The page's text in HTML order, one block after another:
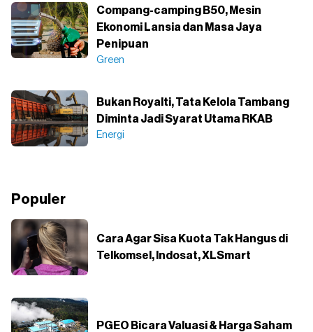
Compang-camping B50, Mesin
Ekonomi Lansia dan Masa Jaya
Penipuan
Green
Bukan Royalti, Tata Kelola Tambang
Diminta Jadi Syarat Utama RKAB
Energi
Populer
Cara Agar Sisa Kuota Tak Hangus di
Telkomsel, Indosat, XLSmart
PGEO Bicara Valuasi & Harga Saham